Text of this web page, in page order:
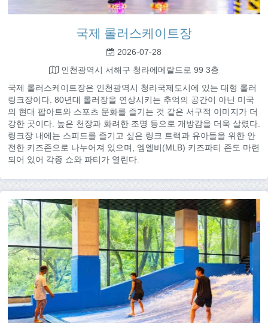
국제 롤러스케이트장
2026-07-28
인천광역시 서해구 청라에메랄드로 99 3층
국제 롤러스케이트장은 인천광역시 청라국제도시에 있는 대형 롤러
링크장이다. 80년대 롤러장을 연상시키는 추억의 공간이 아닌 미국
의 현대 팝아트와 스포츠 문화를 즐기는 것 같은 서구적 이미지가 더
강한 곳이다. 높은 천장과 화려한 조명 등으로 개방감을 더욱 살렸다.
링크장 내에는 스피드를 즐기고 싶은 링크 트랙과 유아들을 위한 안
전한 키즈존으로 나누어져 있으며, 엠엘비(MLB) 키즈파티 존도 마련
되어 있어 각종 쇼와 파티가 열린다.